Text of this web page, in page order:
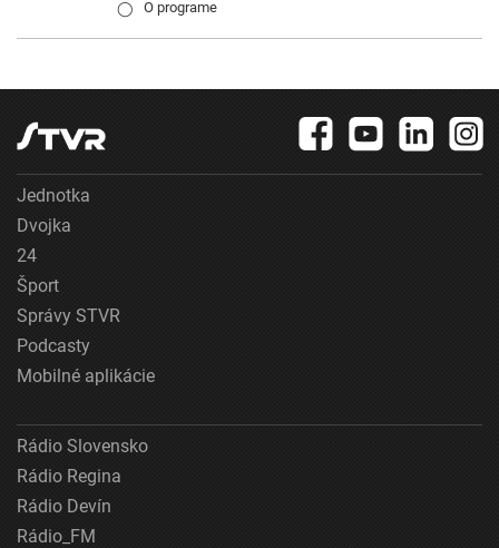
◯ O programe
Jednotka
Dvojka
24
Šport
Správy STVR
Podcasty
Mobilné aplikácie
Rádio Slovensko
Rádio Regina
Rádio Devín
Rádio_FM